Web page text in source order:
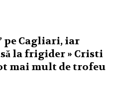
pe Cagliari, iar
la frigider » Cristi
mai mult de trofeu